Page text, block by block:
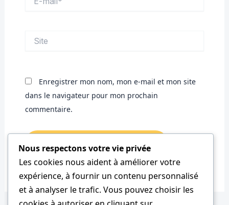
mail*
Enregistrer mon nom, mon e-mail et mon site
dans le navigateur pour mon prochain
commentaire.
Nous respectons votre vie privée
Les cookies nous aident à améliorer votre
expérience, à fournir un contenu personnalisé
et à analyser le trafic. Vous pouvez choisir les